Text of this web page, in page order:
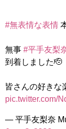
#無表情な表情
無事 #平手友梨
到着しました🫡
皆さんの好きな
pic.twitter.com/
— 平手友梨奈